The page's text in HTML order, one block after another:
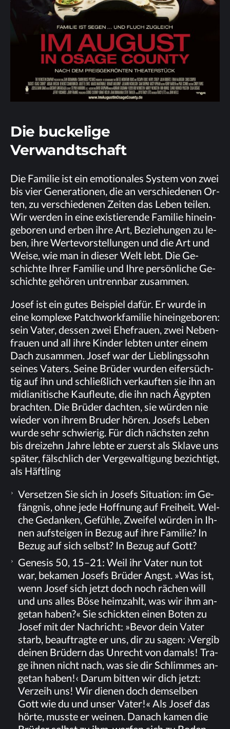
Die bu­cke­li­ge
Verwandtschaft
Die Fa­mi­lie ist ein emo­tio­na­les Sys­tem von zwei
bis vier Ge­ne­ra­tio­nen, die an ver­schie­de­nen Or­
ten, zu ver­schie­de­nen Zei­ten das Le­ben tei­len.
Wir wer­den in eine exis­tie­ren­de Fa­mi­lie hin­ein­
ge­bo­ren und er­ben ihre Art, Be­zie­hun­gen zu le­
ben, ihre Wer­te­vor­stel­lun­gen und die Art und
Wei­se, wie man in die­ser Welt lebt. Die Ge­
schich­te Ih­rer Fa­mi­lie und Ihre per­sön­li­che Ge­
schich­te ge­hö­ren un­trenn­bar zusammen.
Jo­sef ist ein gu­tes Bei­spiel da­für. Er wur­de in
eine kom­ple­xe Patch­work­fa­mi­lie hin­ein­ge­bo­ren:
sein Va­ter, des­sen zwei Ehe­frau­en, zwei Ne­ben­
frau­en und all ihre Kin­der leb­ten un­ter ei­nem
Dach zu­sam­men. Jo­sef war der Lieb­lings­sohn
sei­nes Va­ters. Sei­ne Brü­der wur­den ei­fer­süch­
tig auf ihn und schließ­lich ver­kauf­ten sie ihn an
mi­dia­ni­ti­sche Kauf­leu­te, die ihn nach Ägyp­ten
brach­ten. Die Brü­der dach­ten, sie wür­den nie
wie­der von ih­rem Bru­der hö­ren. Jo­sefs Le­ben
wur­de sehr schwie­rig. Für dich nächs­ten zehn
bis drei­zehn Jah­re leb­te er zu­erst als Skla­ve uns
spä­ter, fälsch­lich der Ver­ge­wal­ti­gung be­zich­tigt,
als Häftling
Ver­set­zen Sie sich in Jo­sefs Si­tua­ti­on: im Ge­
fäng­nis, ohne jede Hoff­nung auf Frei­heit. Wel­
che Ge­dan­ken, Ge­füh­le, Zwei­fel wür­den in Ih­
nen auf­stei­gen in Be­zug auf ihre Fa­mi­lie? In
Be­zug auf sich selbst? In Be­zug auf Gott?
Ge­ne­sis 50, 15–21: Weil ihr Va­ter nun tot
war, be­ka­men Jo­sefs Brü­der Angst. »Was ist,
wenn Jo­sef sich jetzt doch noch rä­chen will
und uns al­les Böse heim­zahlt, was wir ihm an­
ge­tan ha­ben?« Sie schick­ten ei­nen Bo­ten zu
Jo­sef mit der Nach­richt: »Be­vor dein Va­ter
starb, be­auf­trag­te er uns, dir zu sa­gen: ›Ver­gib
dei­nen Brü­dern das Un­recht von da­mals! Tra­
ge ih­nen nicht nach, was sie dir Schlim­mes an­
ge­tan ha­ben!‹ Dar­um bit­ten wir dich jetzt:
Ver­zeih uns! Wir die­nen doch dem­sel­ben
Gott wie du und un­ser Va­ter!« Als Jo­sef das
hör­te, muss­te er wei­nen. Da­nach ka­men die